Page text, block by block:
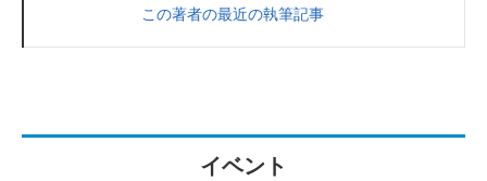
この著者の最近の執筆記事
イベント